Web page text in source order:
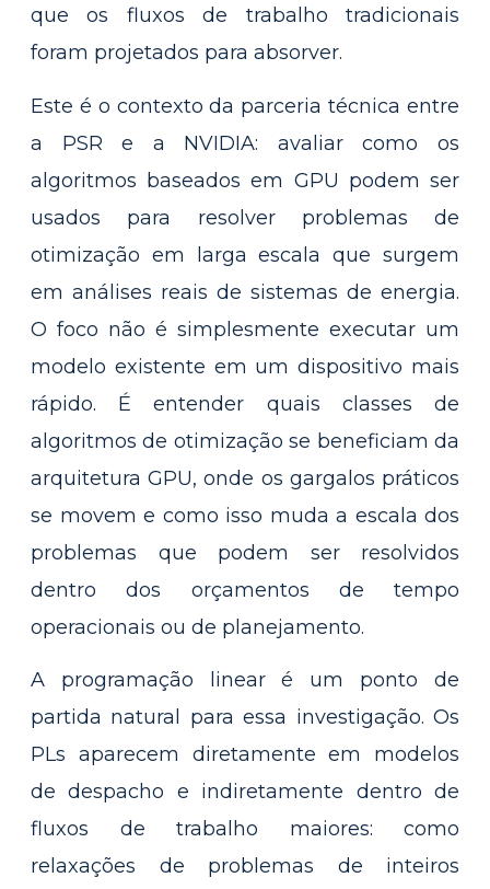
que os fluxos de trabalho tradicionais
foram projetados para absorver.
Este é o contexto da parceria técnica entre
a PSR e a NVIDIA: avaliar como os
algoritmos baseados em GPU podem ser
usados para resolver problemas de
otimização em larga escala que surgem
em análises reais de sistemas de energia.
O foco não é simplesmente executar um
modelo existente em um dispositivo mais
rápido. É entender quais classes de
algoritmos de otimização se beneficiam da
arquitetura GPU, onde os gargalos práticos
se movem e como isso muda a escala dos
problemas que podem ser resolvidos
dentro dos orçamentos de tempo
operacionais ou de planejamento.
A programação linear é um ponto de
partida natural para essa investigação. Os
PLs aparecem diretamente em modelos
de despacho e indiretamente dentro de
fluxos de trabalho maiores: como
relaxações de problemas de inteiros